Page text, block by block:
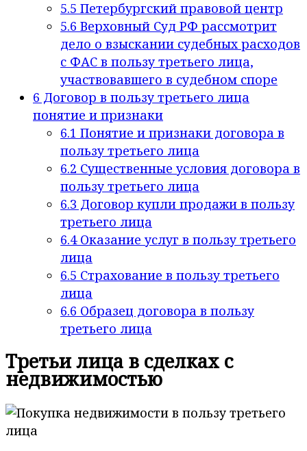
5.5 Петербургский правовой центр
5.6 Верховный Суд РФ рассмотрит
дело о взыскании судебных расходов
с ФАС в пользу третьего лица,
участвовавшего в судебном споре
6 Договор в пользу третьего лица
понятие и признаки
6.1 Понятие и признаки договора в
пользу третьего лица
6.2 Существенные условия договора в
пользу третьего лица
6.3 Договор купли продажи в пользу
третьего лица
6.4Оказание услуг в пользу третьего
лица
6.5 Страхование в пользу третьего
лица
6.6 Образец договора в пользу
третьего лица
Третьи лица в сделках с
недвижимостью